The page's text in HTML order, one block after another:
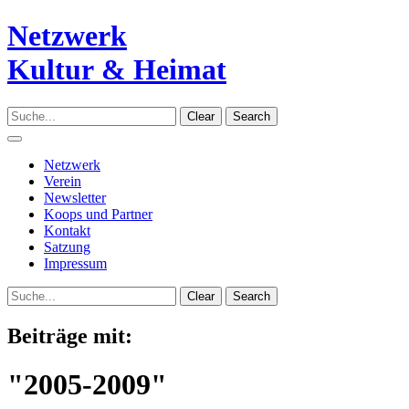
Netzwerk
Kultur & Heimat
Clear Search
Navigation
Netzwerk
Verein
Newsletter
Koops und Partner
Kontakt
Satzung
Impressum
Clear Search
Beiträge mit:
"2005-2009"